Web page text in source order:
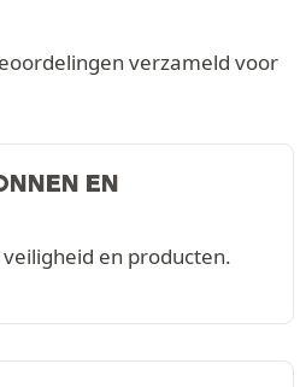
verzameld voor
EN
en producten.